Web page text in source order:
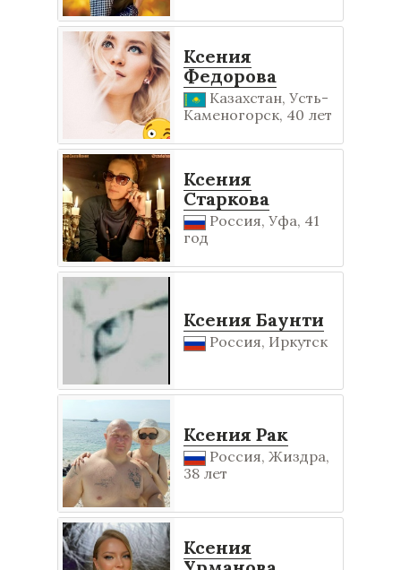
Ксения
Федорова
Казахстан, Усть-
Каменогорск, 40 лет
Ксения
Старкова
Россия, Уфа, 41
год
Ксения Баунти
Россия, Иркутск
Ксения Рак
Россия, Жиздра,
38 лет
Ксения